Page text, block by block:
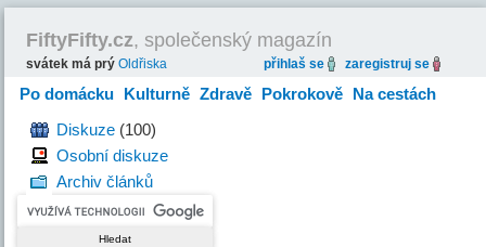
FiftyFifty.cz, společenský magazín
svátek má prýOldřiska přihlaš se zaregistruj se
Po domácku Kulturně Zdravě Pokrokově Na cestách
HravěDiskuze (100)
Osobní diskuze
Archiv článků